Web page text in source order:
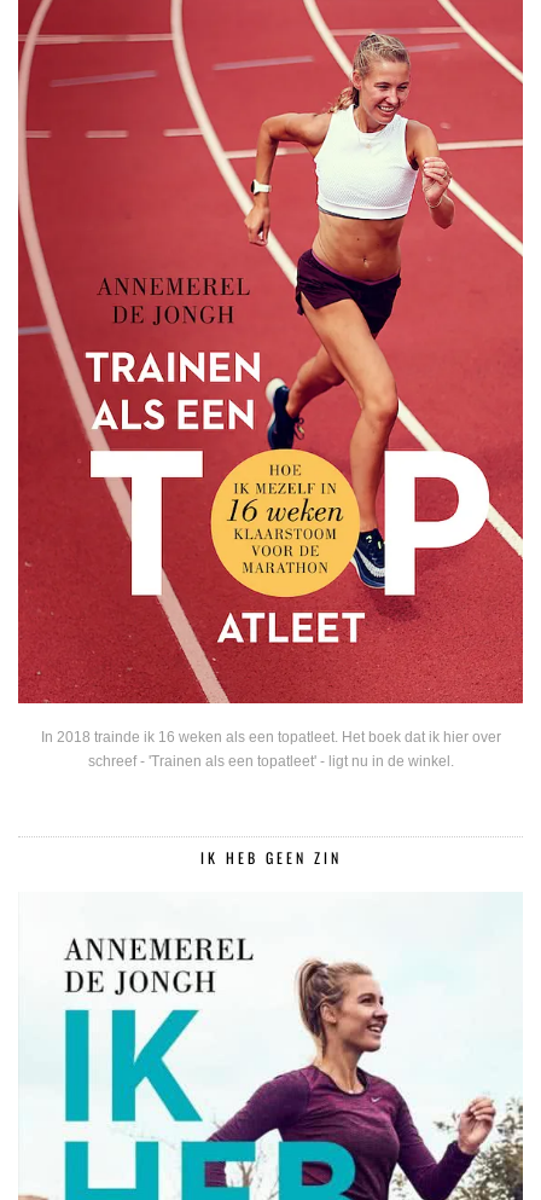
In 2018 trainde ik 16 weken als een topatleet. Het boek dat ik hier over
schreef - 'Trainen als een topatleet' - ligt nu in de winkel.
IK HEB GEEN ZIN